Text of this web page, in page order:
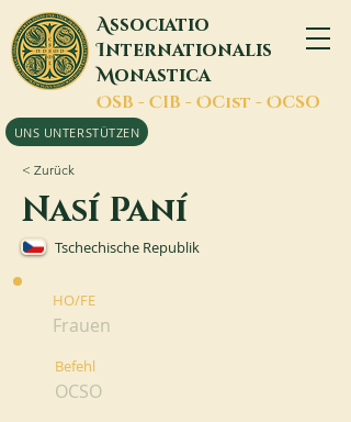
Associatio
Internationalis
Monastica
OSB - CIB - OCist - OCSO
UNS UNTERSTÜTZEN
< Zurück
Nasí Paní
Tschechische Republik
HO/FE
Frauen
Befehl
OCSO